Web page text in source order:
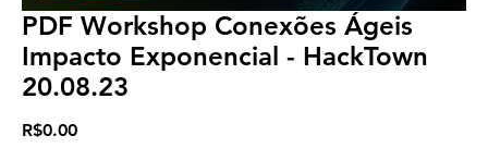
PDF Workshop Conexões Ágeis
Impacto Exponencial - HackTown
20.08.23
R$0.00Price